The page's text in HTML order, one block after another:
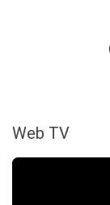
Web TV